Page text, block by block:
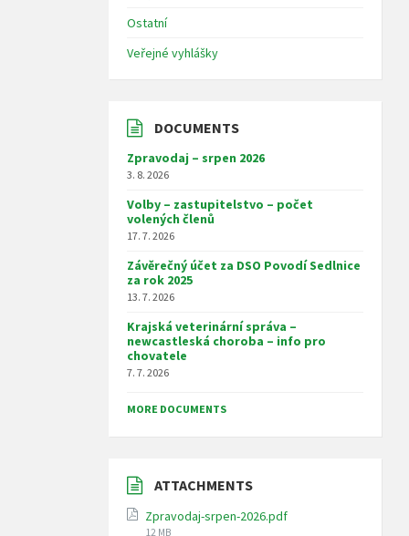
Ostatní
Veřejné vyhlášky
DOCUMENTS
Zpravodaj – srpen 2026
3. 8. 2026
Volby – zastupitelstvo – počet
volených členů
17. 7. 2026
Závěrečný účet za DSO Povodí Sedlnice
za rok 2025
13. 7. 2026
Krajská veterinární správa –
newcastleská choroba – info pro
chovatele
7. 7. 2026
MORE DOCUMENTS
ATTACHMENTS
Zpravodaj-srpen-2026.pdf
File
12 MB